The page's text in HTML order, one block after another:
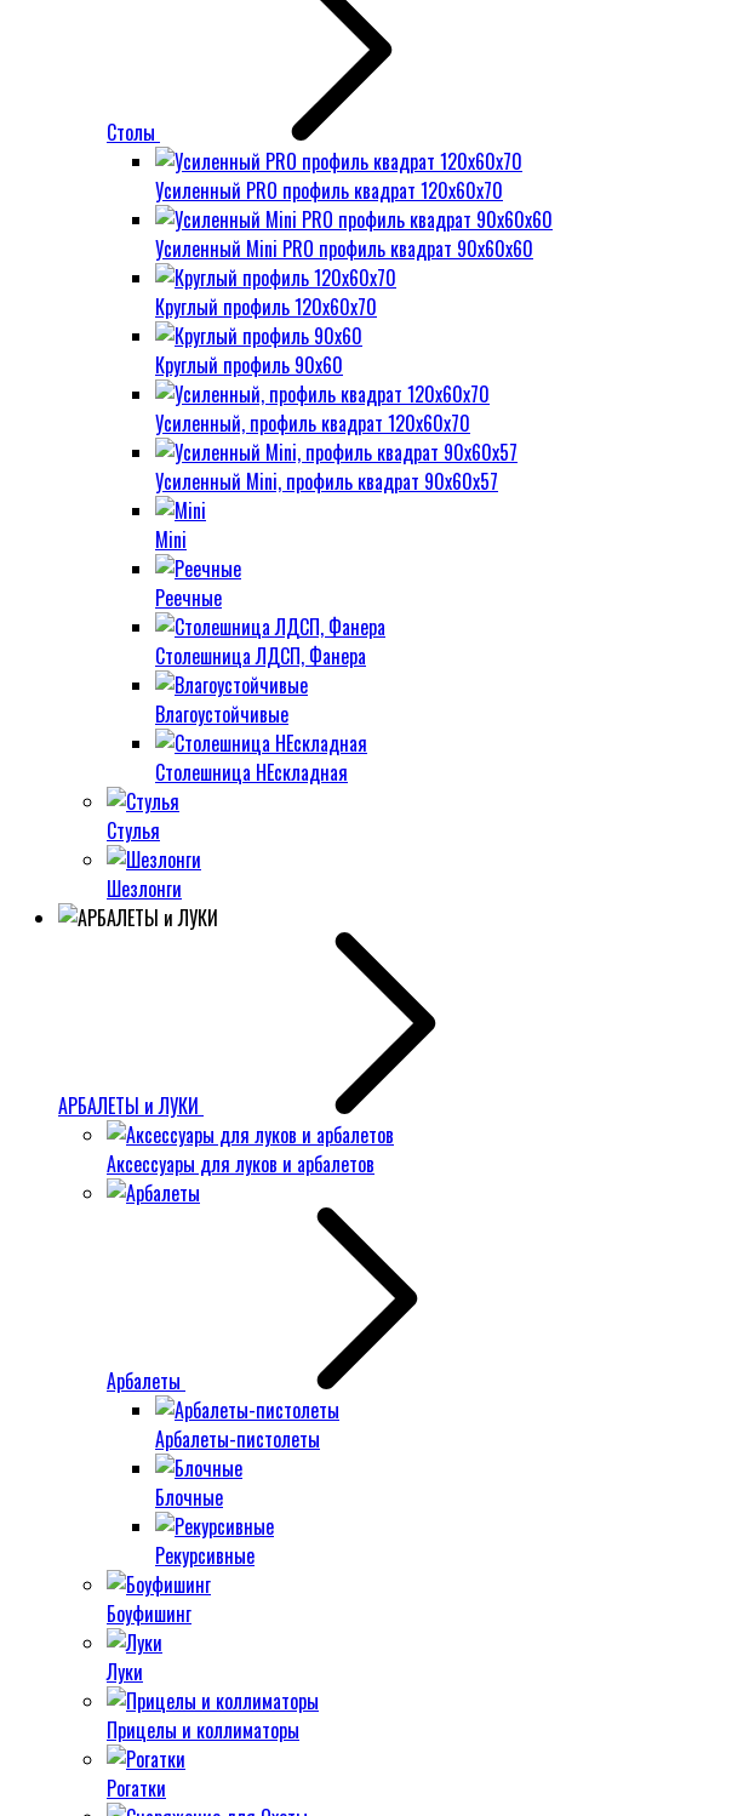
Столы
Усиленный PRO профиль квадрат 120х60х70
Усиленный Mini PRO профиль квадрат 90х60х60
Круглый профиль 120х60х70
Круглый профиль 90х60
Усиленный, профиль квадрат 120х60х70
Усиленный Mini, профиль квадрат 90х60х57
Mini
Реечные
Столешница ЛДСП, Фанера
Влагоустойчивые
Столешница НЕскладная
Стулья
Шезлонги
АРБАЛЕТЫ и ЛУКИ
Аксессуары для луков и арбалетов
Арбалеты
Арбалеты-пистолеты
Блочные
Рекурсивные
Боуфишинг
Луки
Прицелы и коллиматоры
Рогатки